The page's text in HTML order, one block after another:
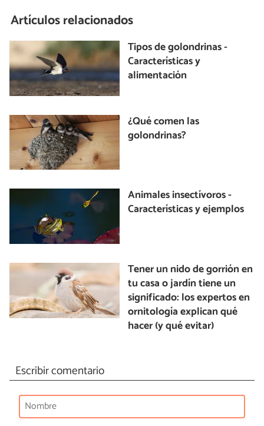
Artículos relacionados
Tipos de golondrinas -
Características y
alimentación
¿Qué comen las
golondrinas?
Animales insectívoros -
Características y ejemplos
Tener un nido de gorrión en
tu casa o jardín tiene un
significado: los expertos en
ornitología explican qué
hacer (y qué evitar)
Escribir comentario